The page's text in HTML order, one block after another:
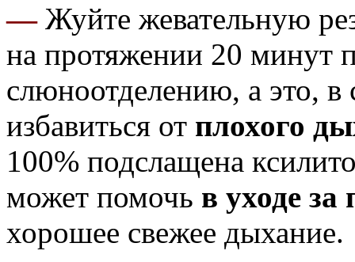
— Жуйте жевательную
на протяжении 20 минут
слюноотделению, а это,
избавиться от плохого
100% подслащена
может помочь в уходе за
хорошее свежее дыхание.